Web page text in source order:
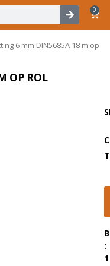
0
6 mm DIN5685A 18 m op
OP ROL
:
1